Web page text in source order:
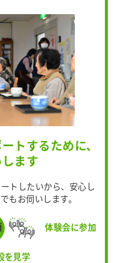
トするために、
ます
トしたいから、安心し
もお伺いします。
体験会に参加
を見学